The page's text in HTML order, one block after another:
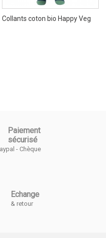
Collants coton bio Happy Veg
Paiement
sécurisé
- Chèque
Echange
& retour